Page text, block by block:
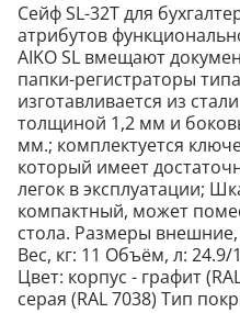
Сейф SL-32T для
атрибутов
AIKO SL вмещают
папки-регистраторы
изготавливается из
толщиной 1,2 мм и
мм.; комплектуется
который имеет
легок в эксплуатации;
компактный, может
стола. Размеры
Вес, кг: 11 Объём, л:
Цвет: корпус - графит
серая (RAL 7038) Тип